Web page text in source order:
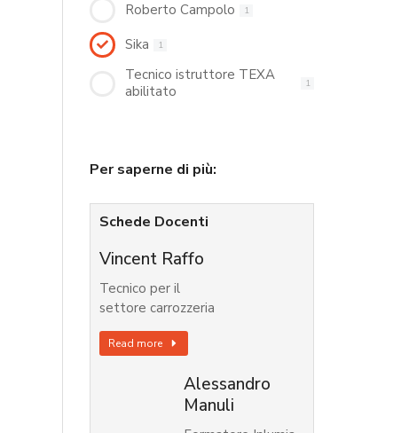
Roberto Campolo 1
Sika 1
Tecnico istruttore TEXA
abilitato
1
Per saperne di più:
Schede Docenti
Vincent Raffo
Tecnico per il
settore carrozzeria
Read more
Alessandro
Manuli